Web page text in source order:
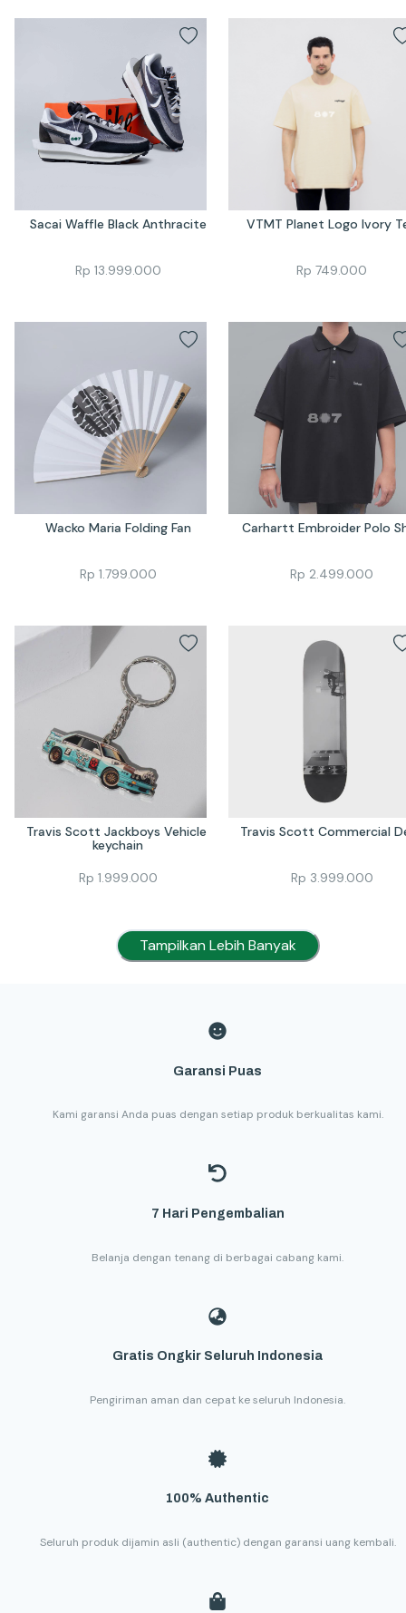
Sacai Waffle Black Anthracite
Rp 13.999.000
VTMT Planet Logo Ivory
Rp 749.000
Wacko Maria Folding Fan
Rp 1.799.000
Carhartt Embroider Polo
Rp 2.499.000
Travis Scott Jackboys Vehicle
keychain
Rp 1.999.000
Travis Scott Commercial
Rp 3.999.000
Tampilkan Lebih Banyak
Garansi Puas
Kami garansi Anda puas dengan setiap produk berkualitas kami.
7 Hari Pengembalian
Belanja dengan tenang di berbagai cabang kami.
Gratis Ongkir Seluruh Indonesia
Pengiriman aman dan cepat ke seluruh Indonesia.
100% Authentic
Seluruh produk dijamin asli (authentic) dengan garansi uang kembali.